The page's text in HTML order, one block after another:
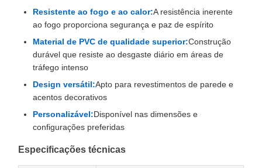
Resistente ao fogo e ao calor:A resistência inerente
ao fogo proporciona segurança e paz de espírito
Material de PVC de qualidade superior:Construção
durável que resiste ao desgaste diário em áreas de
tráfego intenso
Design versátil:Apto para revestimentos de parede e
acentos decorativos
Personalizável:Disponível nas dimensões e
configurações preferidas
Especificações técnicas